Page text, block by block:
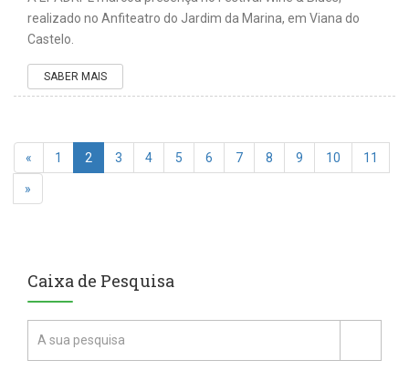
realizado no Anfiteatro do Jardim da Marina, em Viana do
Castelo.
SABER MAIS
« 1 2 3 4 5 6 7 8 9 10 11
»
Caixa de Pesquisa